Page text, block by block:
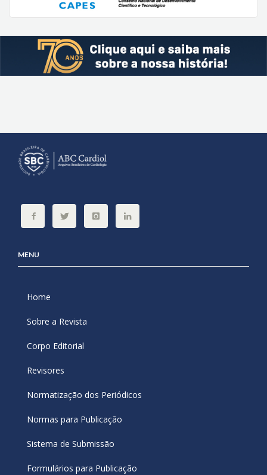
MENU
Home
Sobre a Revista
Corpo Editorial
Revisores
Normatização dos Periódicos
Normas para Publicação
Sistema de Submissão
Formulários para Publicação